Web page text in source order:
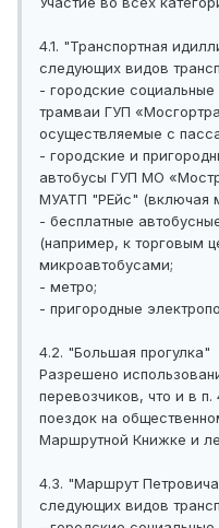
4.1. "Транспортная
следующих видов
- городские
трамваи ГУП
осуществляемые с
- городские и
автобусы ГУП МО
МУАТП "РЕйс" (включая
- бесплатные
(например, к торговым
микроавтобусами;
- метро;
- пригородные
4.2. "Большая прогулка"
Разрешено
перевозчиков, что и в
поездок на
Маршрутной Книжке и
4.3. "Маршрут
следующих видов